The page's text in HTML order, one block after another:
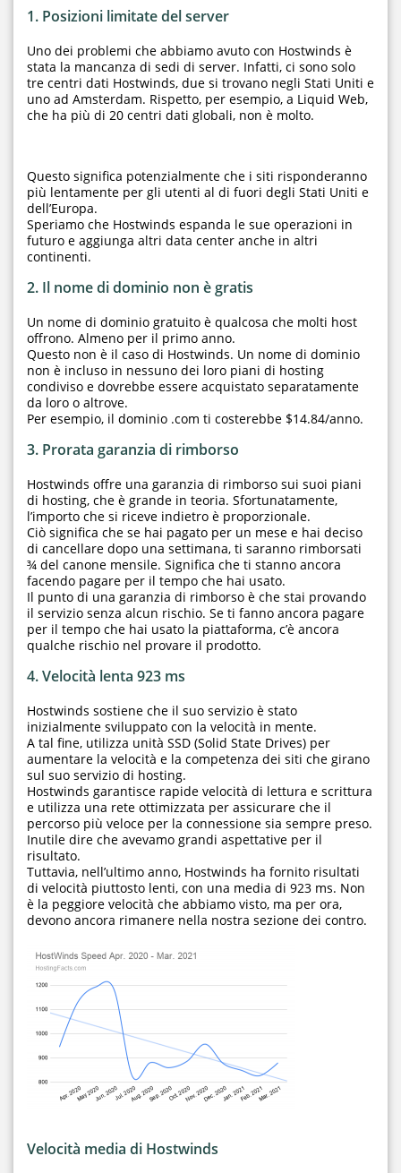
1. Posizioni limitate del server
Uno dei problemi che abbiamo avuto con Hostwinds è
stata la mancanza di sedi di server. Infatti, ci sono solo
tre centri dati Hostwinds, due si trovano negli Stati Uniti e
uno ad Amsterdam. Rispetto, per esempio, a Liquid Web,
che ha più di 20 centri dati globali, non è molto.
Questo significa potenzialmente che i siti risponderanno
più lentamente per gli utenti al di fuori degli Stati Uniti e
dell’Europa.
Speriamo che Hostwinds espanda le sue operazioni in
futuro e aggiunga altri data center anche in altri
continenti.
2. Il nome di dominio non è gratis
Un nome di dominio gratuito è qualcosa che molti host
offrono. Almeno per il primo anno.
Questo non è il caso di Hostwinds. Un nome di dominio
non è incluso in nessuno dei loro piani di hosting
condiviso e dovrebbe essere acquistato separatamente
da loro o altrove.
Per esempio, il dominio .com ti costerebbe $14.84/anno.
3. Prorata garanzia di rimborso
Hostwinds offre una garanzia di rimborso sui suoi piani
di hosting, che è grande in teoria. Sfortunatamente,
l’importo che si riceve indietro è proporzionale.
Ciò significa che se hai pagato per un mese e hai deciso
di cancellare dopo una settimana, ti saranno rimborsati
¾ del canone mensile. Significa che ti stanno ancora
facendo pagare per il tempo che hai usato.
Il punto di una garanzia di rimborso è che stai provando
il servizio senza alcun rischio. Se ti fanno ancora pagare
per il tempo che hai usato la piattaforma, c’è ancora
qualche rischio nel provare il prodotto.
4. Velocità lenta 923 ms
Hostwinds sostiene che il suo servizio è stato
inizialmente sviluppato con la velocità in mente.
A tal fine, utilizza unità SSD (Solid State Drives) per
aumentare la velocità e la competenza dei siti che girano
sul suo servizio di hosting.
Hostwinds garantisce rapide velocità di lettura e scrittura
e utilizza una rete ottimizzata per assicurare che il
percorso più veloce per la connessione sia sempre preso.
Inutile dire che avevamo grandi aspettative per il
risultato.
Tuttavia, nell’ultimo anno, Hostwinds ha fornito risultati
di velocità piuttosto lenti, con una media di 923 ms. Non
è la peggiore velocità che abbiamo visto, ma per ora,
devono ancora rimanere nella nostra sezione dei contro.
Velocità media di Hostwinds